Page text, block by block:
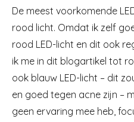
De meest voorkomende
rood licht. Omdat ik zelf
rood LED-licht en dit ook
ik me in dit blogartikel tot
ook blauw LED-licht – dit
en goed tegen acne zijn –
geen ervaring mee heb,